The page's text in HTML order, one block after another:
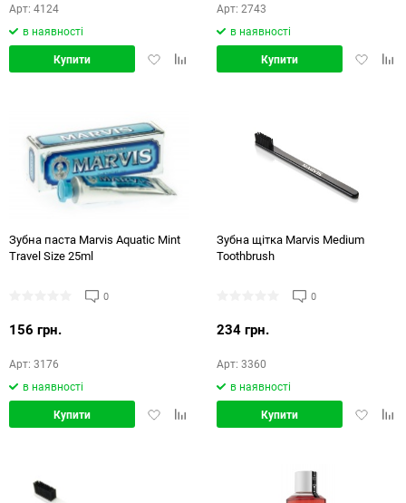
Арт: 4124
в наявності
ДодатиДодати
Купити
Арт: 2743
в наявності
Додати
Купити
Зубна паста Marvis Aquatic Mint
Travel Size 25ml
0
156 грн.
Арт: 3176
в наявності
ДодатиДодати
Купити
Зубна щітка Marvis Medium
Toothbrush
0
234 грн.
Арт: 3360
в наявності
Додати
Купити